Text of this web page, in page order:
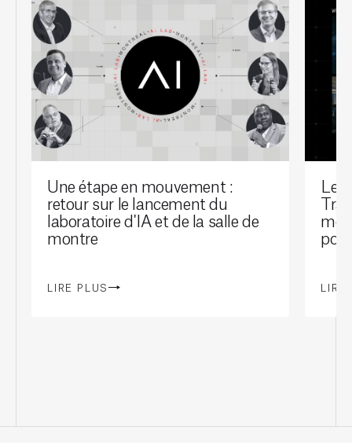
Une étape en mouvement :
retour sur le lancement du
laboratoire d'IA et de la salle de
montre
LIRE PLUS
Le
LIRE